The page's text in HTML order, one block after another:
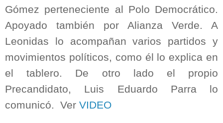
Gómez perteneciente al Polo Democrático.
Apoyado también por Alianza Verde. A
Leonidas lo acompañan varios partidos y
movimientos políticos, como él lo explica en
el tablero. De otro lado el propio
Precandidato, Luis Eduardo Parra lo
comunicó. Ver VIDEO